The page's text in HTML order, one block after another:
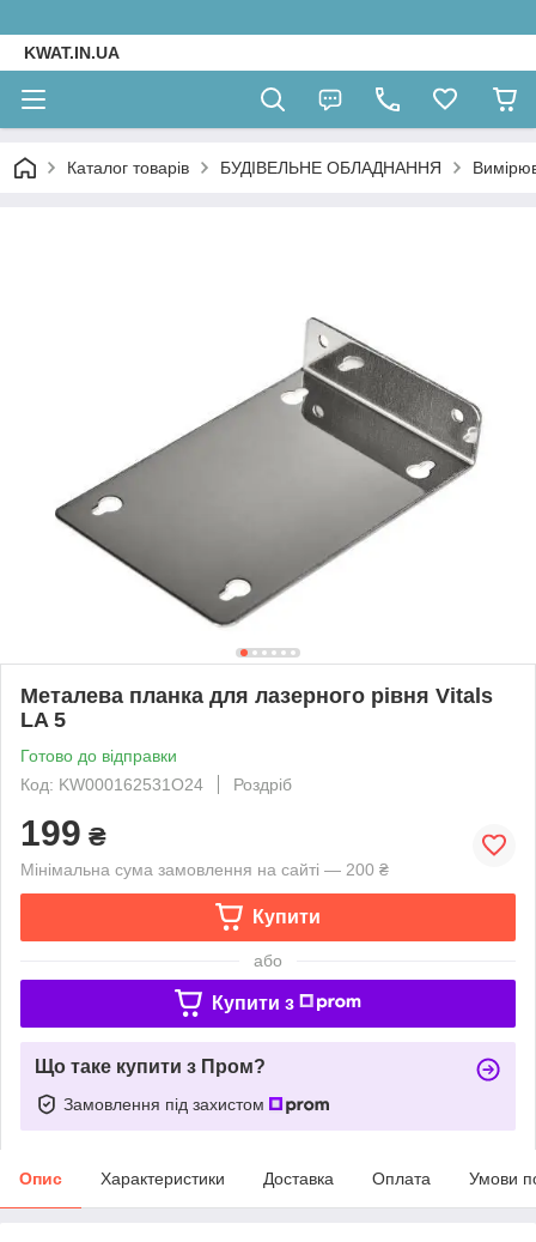
KWAT.IN.UA
Каталог товарів БУДІВЕЛЬНЕ ОБЛАДНАННЯ
Металева планка для лазерного рівня Vitals
LA 5
Готово до відправки
Код: KW000162531O24
Роздріб
199 ₴
Мінімальна сума замовлення на сайті — 200 ₴
Купити
або
Купити з
Що таке купити з Пром?
Замовлення під захистом
Опис Характеристики Доставка Оплата Умови